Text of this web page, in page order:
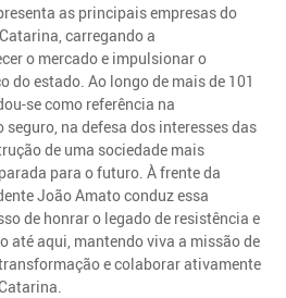
as principais empresas do
carregando a
o mercado e impulsionar o
do estado. Ao longo de mais de 101
se como referência na
na defesa dos interesses das
de uma sociedade mais
para o futuro. À frente da
João Amato conduz essa
de honrar o legado de resistência e
até aqui, mantendo viva a missão de
e colaborar ativamente